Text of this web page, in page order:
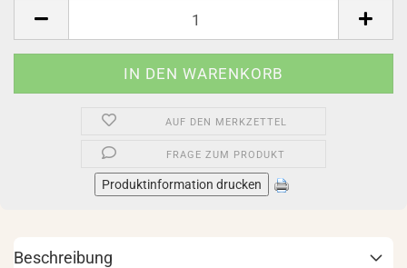
AUF DEN MERKZETTEL
FRAGE ZUM PRODUKT
Produktinformation drucken
Beschreibung